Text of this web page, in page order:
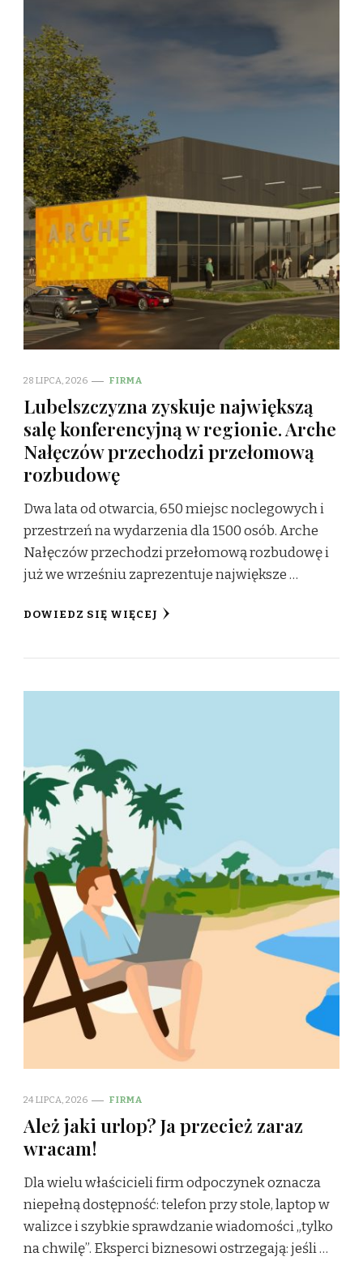
28 LIPCA, 2026 FIRMA
Lubelszczyzna zyskuje największą
salę konferencyjną w regionie. Arche
Nałęczów przechodzi przełomową
rozbudowę
Dwa lata od otwarcia, 650 miejsc noclegowych i
przestrzeń na wydarzenia dla 1500 osób. Arche
Nałęczów przechodzi przełomową rozbudowę i
już we wrześniu zaprezentuje największe …
DOWIEDZ SIĘ WIĘCEJ
24 LIPCA, 2026 FIRMA
Ależ jaki urlop? Ja przecież zaraz
wracam!
Dla wielu właścicieli firm odpoczynek oznacza
niepełną dostępność: telefon przy stole, laptop w
walizce i szybkie sprawdzanie wiadomości „tylko
na chwilę”. Eksperci biznesowi ostrzegają: jeśli …